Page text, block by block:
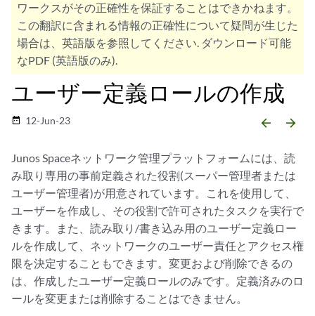
ワークスがその正確性を保証することはできかねます。
この翻訳に含まれる情報の正確性について疑問が生じた
場合は、英語版を参照してください. ダウンロード可能
なPDF (英語版のみ).
ユーザー定義ロールの作成
date_range 12-Jun-23 arrow_backward arrow_forward
Junos Spaceネットワーク管理プラットフォームには、読
み取り専用の事前定義された役割(スーパー管理者または
ユーザー管理者)が用意されています。これを使用して、
ユーザーを作成し、その役割で許可されたタスクを実行で
きます。また、読み取り/書き込み用のユーザー定義ロー
ルを作成して、ネットワークのユーザー責任とアクセス権
限を決定することもできます。変更および削除できるの
は、作成したユーザー定義ロールのみです。定義済みのロ
ールを変更または削除することはできません。